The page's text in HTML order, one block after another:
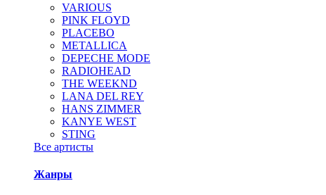
VARIOUS
PINK FLOYD
PLACEBO
METALLICA
DEPECHE MODE
RADIOHEAD
THE WEEKND
LANA DEL REY
HANS ZIMMER
KANYE WEST
STING
Все артисты
Жанры